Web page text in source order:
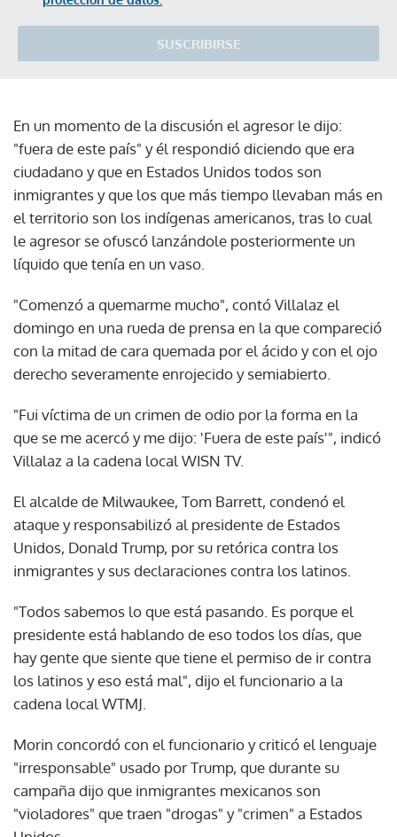
SUSCRIBIRSE
En un momento de la discusión el agresor le dijo:
"fuera de este país" y él respondió diciendo que era
ciudadano y que en Estados Unidos todos son
inmigrantes y que los que más tiempo llevaban más en
el territorio son los indígenas americanos, tras lo cual
le agresor se ofuscó lanzándole posteriormente un
líquido que tenía en un vaso.
"Comenzó a quemarme mucho", contó Villalaz el
domingo en una rueda de prensa en la que compareció
con la mitad de cara quemada por el ácido y con el ojo
derecho severamente enrojecido y semiabierto.
"Fui víctima de un crimen de odio por la forma en la
que se me acercó y me dijo: 'Fuera de este país'", indicó
Villalaz a la cadena local WISN TV.
El alcalde de Milwaukee, Tom Barrett, condenó el
ataque y responsabilizó al presidente de Estados
Unidos, Donald Trump, por su retórica contra los
inmigrantes y sus declaraciones contra los latinos.
"Todos sabemos lo que está pasando. Es porque el
presidente está hablando de eso todos los días, que
hay gente que siente que tiene el permiso de ir contra
los latinos y eso está mal", dijo el funcionario a la
cadena local WTMJ.
Morin concordó con el funcionario y criticó el lenguaje
"irresponsable" usado por Trump, que durante su
campaña dijo que inmigrantes mexicanos son
"violadores" que traen "drogas" y "crimen" a Estados